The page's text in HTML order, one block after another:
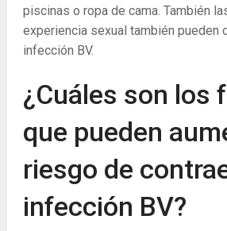
piscinas o ropa de cama. También
experiencia sexual también pueden
infección BV.
¿Cuáles son los
que pueden
riesgo de
infección BV?